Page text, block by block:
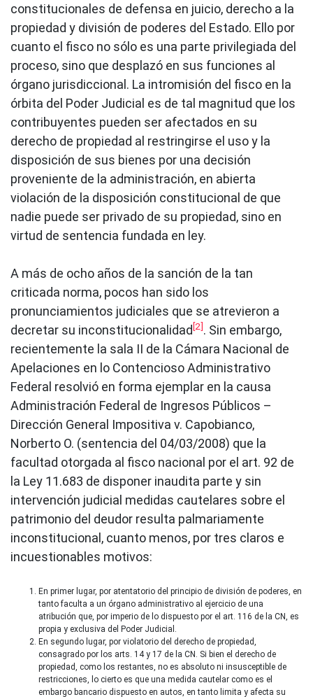
constitucionales de defensa en juicio, derecho a la
propiedad y división de poderes del Estado. Ello por
cuanto el fisco no sólo es una parte privilegiada del
proceso, sino que desplazó en sus funciones al
órgano jurisdiccional. La intromisión del fisco en la
órbita del Poder Judicial es de tal magnitud que los
contribuyentes pueden ser afectados en su
derecho de propiedad al restringirse el uso y la
disposición de sus bienes por una decisión
proveniente de la administración, en abierta
violación de la disposición constitucional de que
nadie puede ser privado de su propiedad, sino en
virtud de sentencia fundada en ley.
A más de ocho años de la sanción de la tan
criticada norma, pocos han sido los
pronunciamientos judiciales que se atrevieron a
decretar su inconstitucionalidad [2]. Sin embargo,
recientemente la sala II de la Cámara Nacional de
Apelaciones en lo Contencioso Administrativo
Federal resolvió en forma ejemplar en la causa
Administración Federal de Ingresos Públicos –
Dirección General Impositiva v. Capobianco,
Norberto O. (sentencia del 04/03/2008) que la
facultad otorgada al fisco nacional por el art. 92 de
la Ley 11.683 de disponer inaudita parte y sin
intervención judicial medidas cautelares sobre el
patrimonio del deudor resulta palmariamente
inconstitucional, cuanto menos, por tres claros e
incuestionables motivos:
En primer lugar, por atentatorio del principio de división de poderes, en
tanto faculta a un órgano administrativo al ejercicio de una
atribución que, por imperio de lo dispuesto por el art. 116 de la CN, es
propia y exclusiva del Poder Judicial.
En segundo lugar, por violatorio del derecho de propiedad,
consagrado por los arts. 14 y 17 de la CN. Si bien el derecho de
propiedad, como los restantes, no es absoluto ni insusceptible de
restricciones, lo cierto es que una medida cautelar como es el
embargo bancario dispuesto en autos, en tanto limita y afecta su